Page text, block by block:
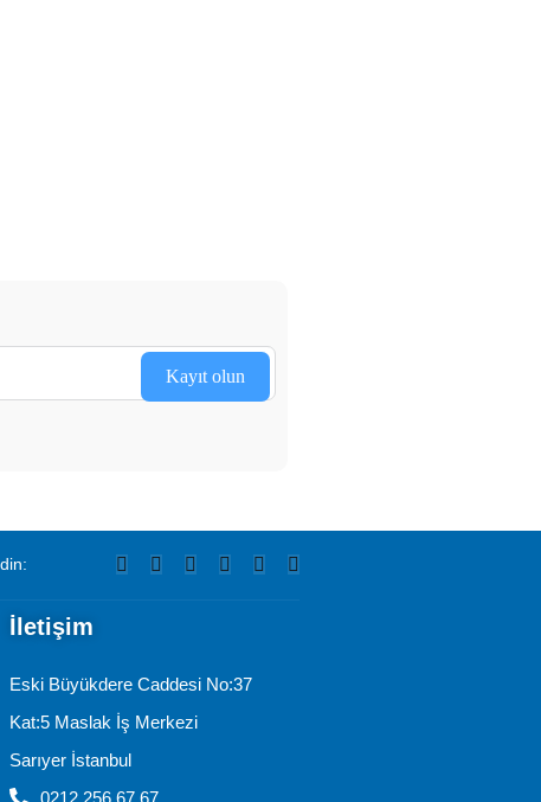
Kayıt olun
İletişim
Eski Büyükdere Caddesi No:37
Kat:5 Maslak İş Merkezi
Sarıyer İstanbul
0212 256 67 67